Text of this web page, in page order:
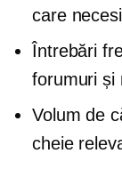
care
Întrebări
forumuri și
Volum de
cheie